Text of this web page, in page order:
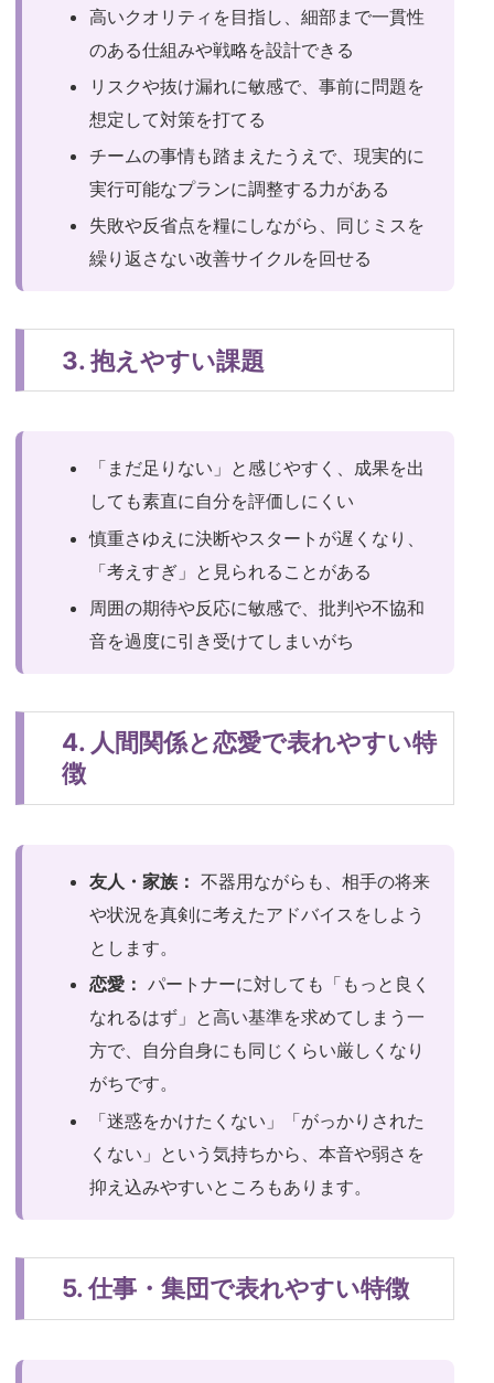
高いクオリティを目指し、細部まで一貫性
のある仕組みや戦略を設計できる
リスクや抜け漏れに敏感で、事前に問題を
想定して対策を打てる
チームの事情も踏まえたうえで、現実的に
実行可能なプランに調整する力がある
失敗や反省点を糧にしながら、同じミスを
繰り返さない改善サイクルを回せる
3. 抱えやすい課題
「まだ足りない」と感じやすく、成果を出
しても素直に自分を評価しにくい
慎重さゆえに決断やスタートが遅くなり、
「考えすぎ」と見られることがある
周囲の期待や反応に敏感で、批判や不協和
音を過度に引き受けてしまいがち
4. 人間関係と恋愛で表れやすい特
徴
友人・家族： 不器用ながらも、相手の将来
や状況を真剣に考えたアドバイスをしよう
とします。
恋愛： パートナーに対しても「もっと良く
なれるはず」と高い基準を求めてしまう一
方で、自分自身にも同じくらい厳しくなり
がちです。
「迷惑をかけたくない」「がっかりされた
くない」という気持ちから、本音や弱さを
抑え込みやすいところもあります。
5. 仕事・集団で表れやすい特徴